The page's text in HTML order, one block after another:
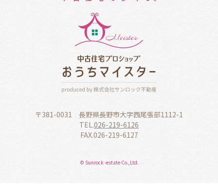
〒381-0031 長野県長野市大字西尾張部1112-1
TEL.026-219-6126
FAX.026-219-6127
© Sunrock -estate Co.,Ltd.